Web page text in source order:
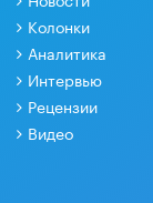
Колонки
Аналитика
Интервью
Рецензии
Видео